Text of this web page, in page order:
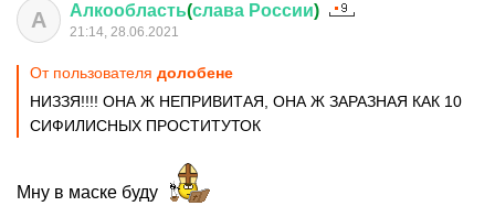
А Алкообласть(слава России)
21:14, 28.06.2021
От пользователя долобене
НИЗЗЯ!!!! ОНА Ж НЕПРИВИТАЯ, ОНА Ж ЗАРАЗНАЯ КАК 10
СИФИЛИСНЫХ ПРОСТИТУТОК
Мну в маске буду